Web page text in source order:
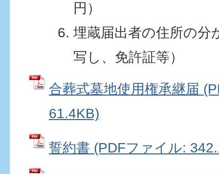
円）
埋蔵届出者の住所の分
写し、免許証等）
合葬式墓地使用権承継届
61.4KB)
誓約書 (PDFファイル: